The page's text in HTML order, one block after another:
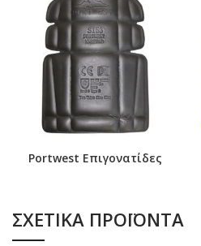
Portwest Επιγονατίδες
ΣΧΕΤΙΚΆ ΠΡΟΪΌΝΤΑ